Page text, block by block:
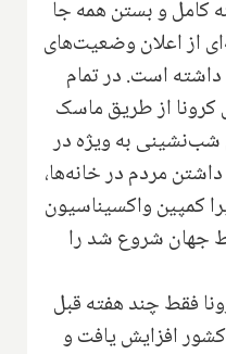
کامل و بستن همه جا
از اعلان وضعیت‌های
است. در تمام
از طریق ماسک
شب‌نشینی به ویژه در
مردم در خانه‌ها،
کمپین واکسیناسیون
جهان شروع شد را
فقط چند هفته قبل
کشور افزایش یافت و